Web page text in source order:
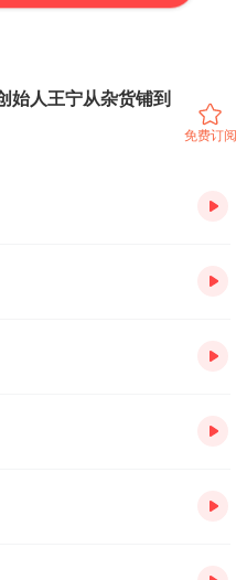
始人王宁从杂货铺到
免费订阅